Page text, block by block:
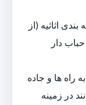
اثاثیه (از
دار
راه ها و جاده
در زمینه